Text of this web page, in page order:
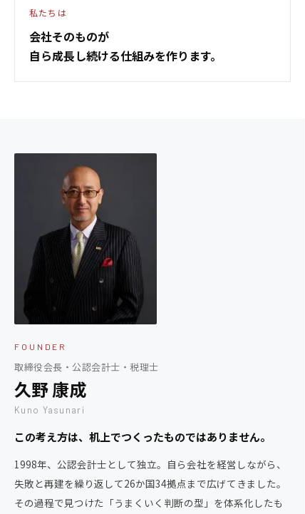
私たちは
会社そのものが
自ら成長し続ける仕組みを作ります。
FOUNDER
取締役会長・公認会計士・税理士
久野 康成
Kuno Yasunari
この考え方は、机上でつくったものではありません。
1998年、公認会計士として独立。自ら会社を経営しながら、
失敗と再建を繰り返して26か国34拠点まで広げてきました。
その過程で見つけた「うまくいく判断の型」を体系化したも